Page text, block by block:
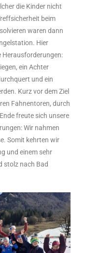
die Kinder nicht
beim
waren dann
Hier
ein Achter
und ein
Kurz vor dem Ziel
Fahnentoren, durch
freute sich unsere
Wir nahmen
Somit kehrten wir
und einem sehr
stolz nach Bad